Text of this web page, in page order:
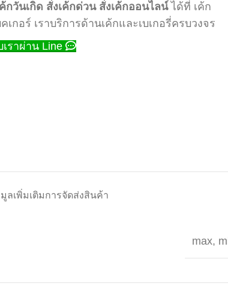
กวันเกิด สั่งเค้กด่วน สั่งเค้กออนไลน์ได้ที่ เค้ก
เกอร์ เราบริการด้านเค้กและเบเกอรี่ครบวงจร
ราผ่าน Line
ลเพิ่มเติมการจัดส่งสินค้า
max,